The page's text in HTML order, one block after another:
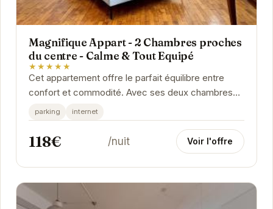
Magnifique Appart - 2 Chambres proches
du centre - Calme & Tout Equipé
★★★★★
Cet appartement offre le parfait équilibre entre
confort et commodité. Avec ses deux chambres
spacieuses, il peut accueillir jusqu'à quatre...
parking internet
118€ /nuit Voir l'offre